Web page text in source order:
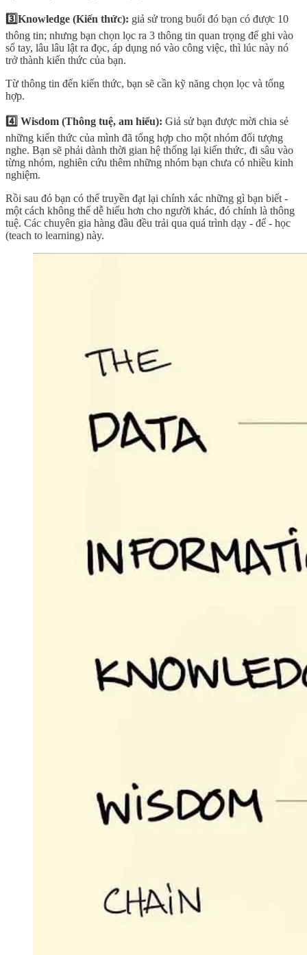
3️⃣Knowledge (Kiến thức): giả sử trong buổi đó bạn có được 10
thông tin; nhưng bạn chọn lọc ra 3 thông tin quan trọng để ghi vào
sổ tay, lâu lâu lật ra đọc, áp dụng nó vào công việc, thì lúc này nó
trở thành kiến thức của bạn.
Từ thông tin đến kiến thức, bạn sẽ cần kỹ năng chọn lọc và tổng
hợp.
4️⃣ Wisdom (Thông tuệ, am hiểu): Giả sử bạn được mời chia sẻ
những kiến thức của mình đã tổng hợp cho một nhóm đối tượng
nghe. Bạn sẽ phải dành thời gian hệ thống lại kiến thức, đi sâu vào
từng nhóm, nghiên cứu thêm những nhóm bạn chưa có nhiều kinh
nghiệm.
Rồi sau đó bạn có thể truyền đạt lại chính xác những gì bạn biết -
một cách không thể dễ hiểu hơn cho người khác, đó chính là thông
tuệ. Các chuyên gia hàng đầu đều trải qua quá trình dạy - để - học
(teach to learning) này.